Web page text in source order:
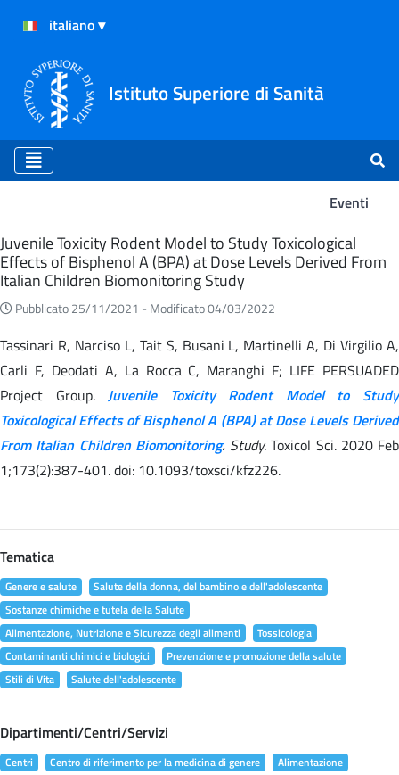
Istituto Superiore di Sanità
Eventi
Eventi
Juvenile Toxicity Rodent Model to Study Toxicological
Effects of Bisphenol A (BPA) at Dose Levels Derived From
Italian Children Biomonitoring Study
Pubblicato 25/11/2021 - Modificato 04/03/2022
Tassinari R, Narciso L, Tait S, Busani L, Martinelli A, Di Virgilio A,
Carli F, Deodati A, La Rocca C, Maranghi F; LIFE PERSUADED
Project Group.Juvenile Toxicity Rodent Model to Study
Toxicological Effects of Bisphenol A (BPA) at Dose Levels Derived
From Italian Children Biomonitoring.Study. Toxicol Sci. 2020 Feb
1;173(2):387-401. doi: 10.1093/toxsci/kfz226.
Tematica
Genere e salute
Salute della donna, del bambino e dell'adolescente
Sostanze chimiche e tutela della Salute
Alimentazione, Nutrizione e Sicurezza degli alimenti
Tossicologia
Contaminanti chimici e biologici
Prevenzione e promozione della salute
Stili di Vita
Salute dell'adolescente
Dipartimenti/Centri/Servizi
Centri Centro di riferimento per la medicina di genere
Alimentazione